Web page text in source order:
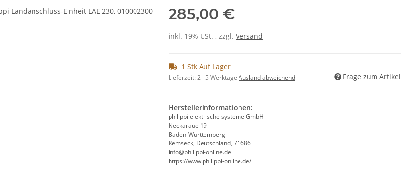
285,00 €
inkl. 19% USt. , zzgl. Versand
1 Stk Auf Lager
Lieferzeit:2 - 5 Werktage Ausland abweichend Frage zum Artikel
Herstellerinformationen:
philippi elektrische systeme GmbH
Neckaraue 19
Baden-Württemberg
Remseck, Deutschland, 71686
info@philippi-online.de
https://www.philippi-online.de/